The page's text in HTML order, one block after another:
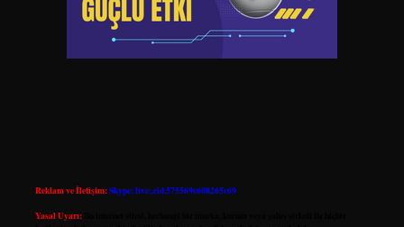
Reklam ve İletişim:Skype: live:.cid.575569c608265c69
Yasal Uyarı: